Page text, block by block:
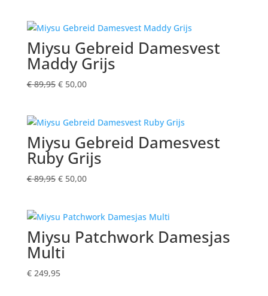
€ 89,95.€ 50,00.
Miysu Gebreid Damesvest
Maddy Grijs
€89,95 Oorspronkelijke
€ 89,95.
€50,00Huidige
€ 50,00.
Miysu Gebreid Damesvest
Ruby Grijs
€89,95 Oorspronkelijke
€ 89,95.
€50,00Huidige
€ 50,00.
Miysu Patchwork Damesjas
Multi
€249,95